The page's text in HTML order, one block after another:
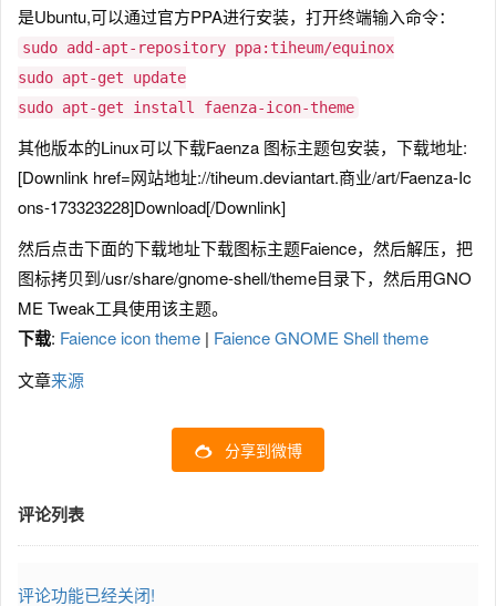
是Ubuntu,可以通过官方PPA进行安装，打开终端输入命令：
sudo add-apt-repository ppa:tiheum/equinox
sudo apt-get update
sudo apt-get install faenza-icon-theme
其他版本的Linux可以下载Faenza 图标主题包安装，下载地址:
[Downlink href=网站地址://tiheum.deviantart.商业/art/Faenza-Ic
ons-173323228]Download[/Downlink]
然后点击下面的下载地址下载图标主题Faience，然后解压，把
图标拷贝到/usr/share/gnome-shell/theme目录下，然后用GNO
ME Tweak工具使用该主题。
下载: Faience icon theme | Faience GNOME Shell theme
文章来源
分享到微博
评论列表
评论功能已经关闭!